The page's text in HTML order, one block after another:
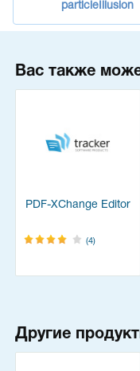
particleIllusion
Вас также
PDF-XChange Editor
(4)
Другие